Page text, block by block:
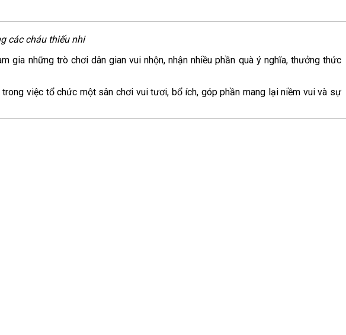
các cháu thiếu nhi
gia những trò chơi dân gian vui nhộn, nhận nhiều phần quà ý nghĩa, thưởng thức
việc tổ chức một sân chơi vui tươi, bổ ích, góp phần mang lại niềm vui và sự